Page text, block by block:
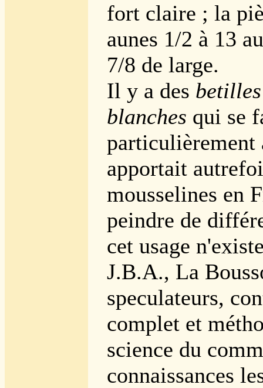
fort claire ; la
aunes 1/2 à 13
7/8 de large.
Il y a des
blanches qui se
particulièrement
apportait
mousselines en
peindre de
cet usage
J.B.A., La
speculateurs,
complet et
science du
connaissances